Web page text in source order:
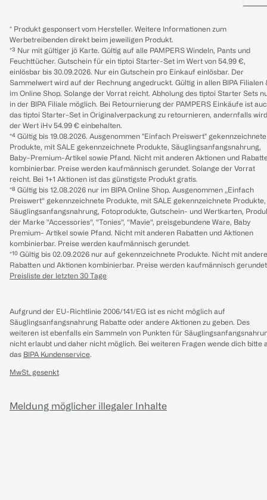
* Produkt gesponsert vom Hersteller. Weitere Informationen zum
Werbetreibenden direkt beim jeweiligen Produkt.
*³ Nur mit gültiger jö Karte. Gültig auf alle PAMPERS Windeln, Pants und
Feuchttücher. Gutschein für ein tiptoi Starter-Set im Wert von 54.99 €,
einlösbar bis 30.09.2026. Nur ein Gutschein pro Einkauf einlösbar. Der
Sammelwert wird auf der Rechnung angedruckt. Gültig in allen BIPA Filialen
im Online Shop. Solange der Vorrat reicht. Abholung des tiptoi Starter Sets
in der BIPA Filiale möglich. Bei Retournierung der PAMPERS Einkäufe ist
das tiptoi Starter-Set in Originalverpackung zu retournieren, andernfalls wird
der Wert iHv 54.99 € einbehalten.
*⁴ Gültig bis 19.08.2026. Ausgenommen "Einfach Preiswert" gekennzeichnete
Produkte, mit SALE gekennzeichnete Produkte, Säuglingsanfangsnahrung,
Baby-Premium-Artikel sowie Pfand. Nicht mit anderen Aktionen und
kombinierbar. Preise werden kaufmännisch gerundet. Solange der Vorrat
reicht. Bei 1+1 Aktionen ist das günstigste Produkt gratis.
*⁸ Gültig bis 12.08.2026 nur im BIPA Online Shop. Ausgenommen „Einfach
Preiswert“ gekennzeichnete Produkte, mit SALE gekennzeichnete Produkte,
Säuglingsanfangsnahrung, Fotoprodukte, Gutschein- und Wertkarten,
der Marke “Accessories“, “Tonies“, “Mavie“, preisgebundene Ware, Baby
Premium- Artikel sowie Pfand. Nicht mit anderen Rabatten und Aktionen
kombinierbar. Preise werden kaufmännisch gerundet.
*¹⁰ Gültig bis 02.09.2026 nur auf gekennzeichnete Produkte. Nicht mit
Rabatten und Aktionen kombinierbar. Preise werden kaufmännisch
Preisliste der letzten 30 Tage
Aufgrund der EU-Richtlinie 2006/141/EG ist es nicht möglich auf
Säuglingsanfangsnahrung Rabatte oder andere Aktionen zu geben. Des
weiteren ist ebenfalls ein Sammeln von Punkten für
nicht erlaubt und daher nicht möglich. Bei weiteren Fragen wende dich bitte
das BIPA Kundenservice.
MwSt. gesenkt
Meldung möglicher illegaler Inhalte